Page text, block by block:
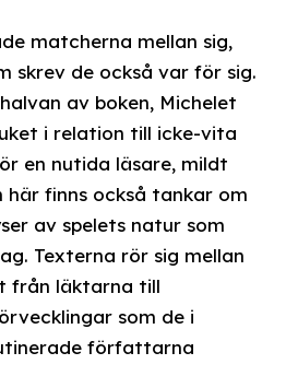
matcherna mellan sig,
skrev de också var för sig.
av boken, Michelet
i relation till icke-vita
en nutida läsare, mildt
finns också tankar om
av spelets natur som
Texterna rör sig mellan
från läktarna till
som de i
författarna